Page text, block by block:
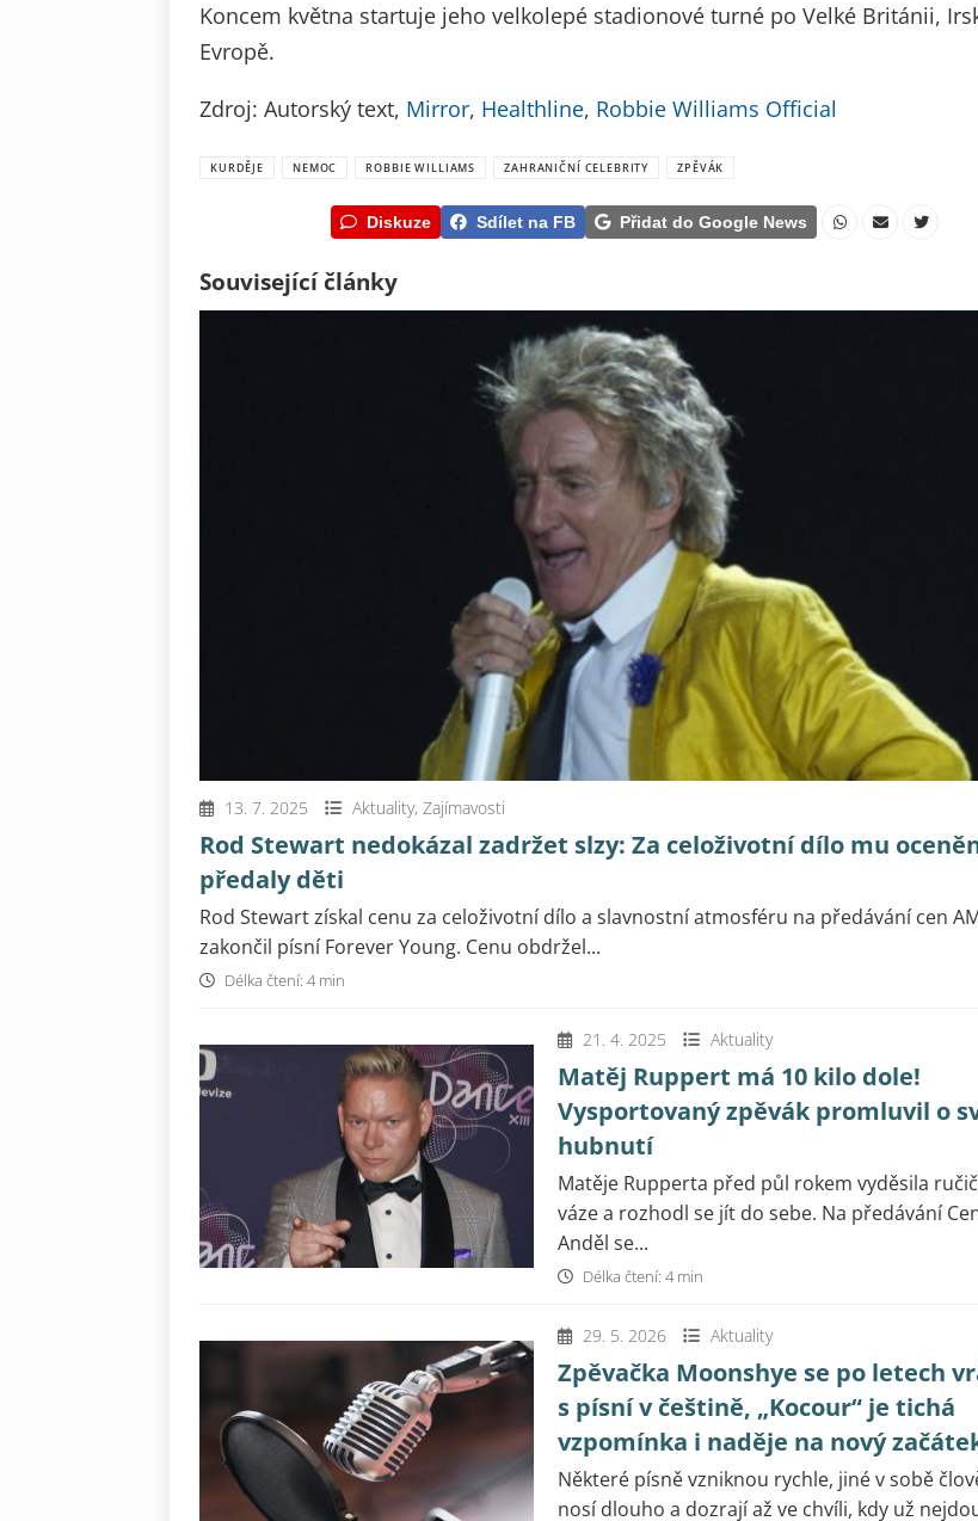
Koncem května startuje jeho velkolepé stadionové turné po Velké Británii,
Evropě.
Zdroj: Autorský text, Mirror, Healthline, Robbie Williams Official
KURDĚJE NEMOC ROBBIE WILLIAMS ZAHRANIČNÍ CELEBRITY ZPĚVÁK
Diskuze Sdílet na FB Přidat do Google News
Související články
13. 7. 2025 Aktuality, Zajímavosti
Rod Stewart nedokázal zadržet slzy: Za celoživotní dílo mu
předaly děti
Rod Stewart získal cenu za celoživotní dílo a slavnostní atmosféru na předávání cen
zakončil písní Forever Young. Cenu obdržel...
Délka čtení: 4 min
21. 4. 2025 Aktuality
Matěj Ruppert má 10 kilo dole!
Vysportovaný zpěvák promluvil o
hubnutí
Matěje Rupperta před půl rokem vyděsila
váze a rozhodl se jít do sebe. Na předávání
Anděl se...
Délka čtení: 4 min
29. 5. 2026 Aktuality
Zpěvačka Moonshye se po letech
s písní v češtině, „Kocour“ je tichá
vzpomínka i naděje na nový
Některé písně vzniknou rychle, jiné v sobě
nosí dlouho a dozrají až ve chvíli, kdy už